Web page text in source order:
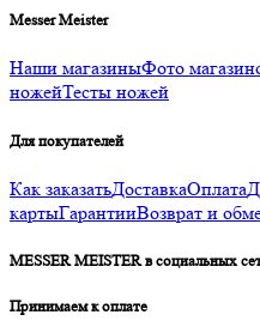
Messer Meister
Наши магазиныФото
ножейТесты ножей
Для покупателей
Как заказатьДоставкаОплата
картыГарантииВозврат и
MESSER MEISTER в социальных
Принимаем к оплате